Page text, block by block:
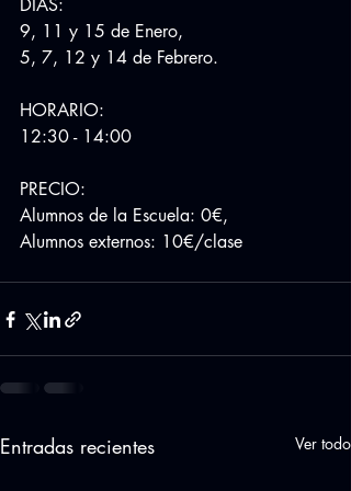
DÍAS:
9, 11 y 15 de Enero,
5, 7, 12 y 14 de Febrero.
HORARIO:
12:30 - 14:00
PRECIO:
Alumnos de la Escuela: 0€,
Alumnos externos: 10€/clase
Entradas recientes Ver todo